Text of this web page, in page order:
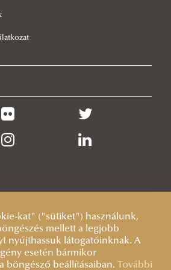
Teniszbajnokság
Teniszbajnokság
2024/25. ősz
2024/25. tavasz
Ligája
Sportnap és II. Ludovika Kupa 2025
kat" ("sütiket") használunk,
mellett a legjobb
nyújthassuk látogatóinknak. A
esetén bármikor
böngésző beállításaiban.
További